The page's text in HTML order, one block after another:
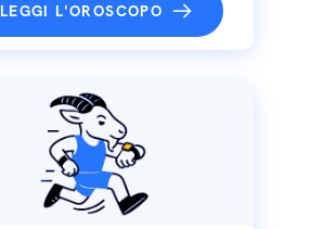
LEGGI L'OROSCOPO